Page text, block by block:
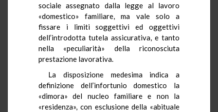
sociale assegnato dalla legge al lavoro
«domestico» familiare, ma vale solo a
fissare i limiti soggettivi ed oggettivi
dell’introdotta tutela assicurativa, e tanto
nella «peculiarità» della riconosciuta
prestazione lavorativa.
La disposizione medesima indica a
definizione dell’infortunio domestico la
«dimora» del nucleo familiare e non la
«residenza», con esclusione della «abituale